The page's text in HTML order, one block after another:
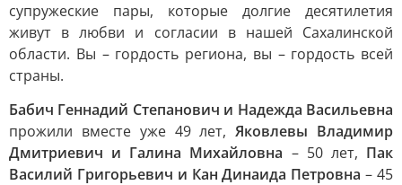
супружеские пары, которые долгие десятилетия
живут в любви и согласии в нашей Сахалинской
области. Вы – гордость региона, вы – гордость всей
страны.
Бабич Геннадий Степанович и Надежда Васильевна
прожили вместе уже 49 лет,Яковлевы Владимир
Дмитриевич и Галина Михайловна – 50 лет, Пак
Василий Григорьевич и Кан Динаида Петровна – 45